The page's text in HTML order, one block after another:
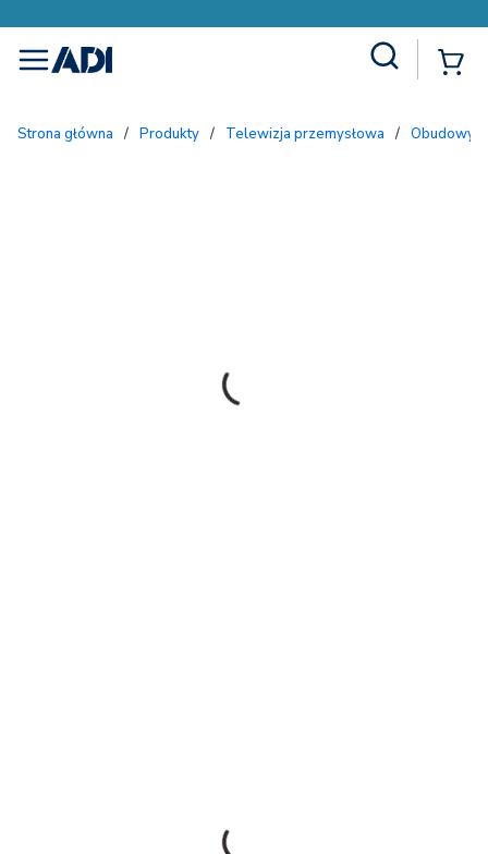
menu
Strona główna / Produkty / Telewizja przemysłowa / Obudowy